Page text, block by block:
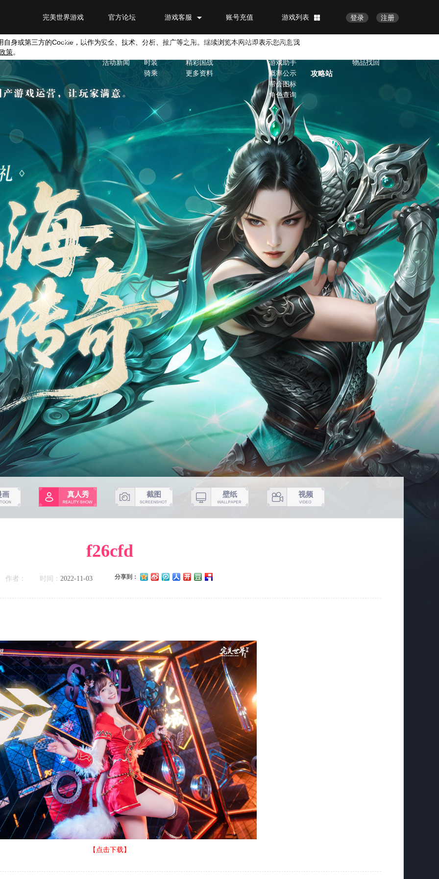
注册
登录
游戏列表
账号充值
游戏客服
官方论坛
完美世界游戏
自身或第三方的Cookie ，以作为安全、技术、分析、推广等之用。继续浏览本网站即表示您同意我
策。
福利特权
官方新闻
活动新闻
职业介绍
时装
骑乘
新手指南
精彩国战
更多资料
完美画廊
在线客服
游戏助手
概率公示
帮会图标
角色查询
物品找回
攻略站
画 真人秀 截图 壁纸 视频
f26cfd
作者： 时间： 2022-11-03 分享到：
【点击下载】